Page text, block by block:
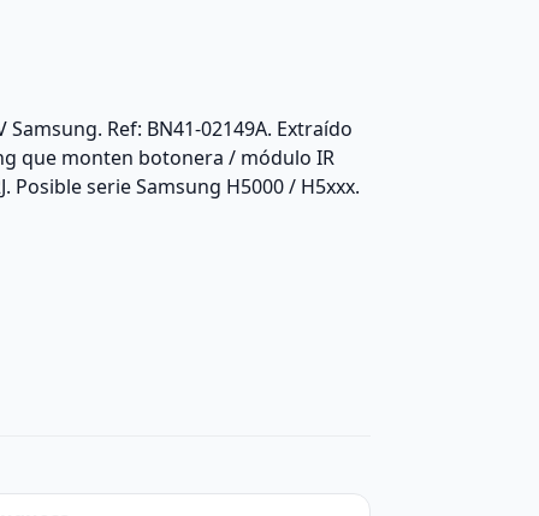
Ref: BN41-02149A. Extraído
que monten botonera / módulo IR
Posible serie Samsung H5000 / H5xxx.